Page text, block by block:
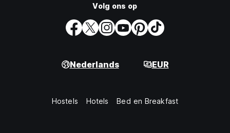
Volg ons op
Nederlands EUR
Hostels Hotels Bed en Breakfast